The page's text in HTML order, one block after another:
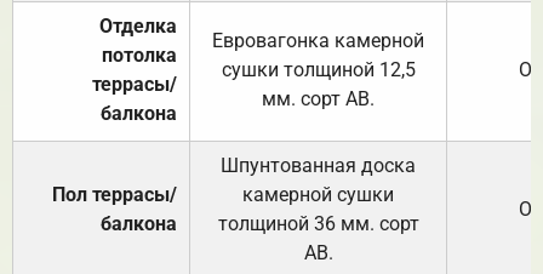
Отделка
потолка
террасы/
балкона
Евровагонка камерной
сушки толщиной 12,5
мм. сорт АВ.
Пол террасы/
балкона
Шпунтованная доска
камерной сушки
толщиной 36 мм. сорт
АВ.